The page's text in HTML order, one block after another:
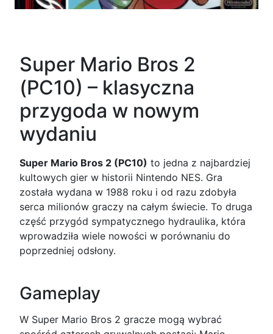
Super Mario Bros 2
(PC10) – klasyczna
przygoda w nowym
wydaniu
Super Mario Bros 2 (PC10) to jedna z najbardziej
kultowych gier w historii Nintendo NES. Gra
została wydana w 1988 roku i od razu zdobyła
serca milionów graczy na całym świecie. To druga
część przygód sympatycznego hydraulika, która
wprowadziła wiele nowości w porównaniu do
poprzedniej odsłony.
Gameplay
W Super Mario Bros 2 gracze mogą wybrać